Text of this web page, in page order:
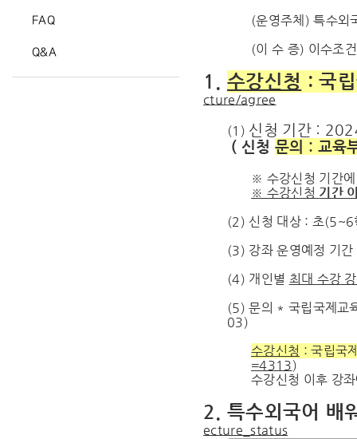
FAQ
Q&A
(운영주체) 특수외
(이 수 증) 이수조
1. 수강신청 : 국
cture/agree
(1) 신청 기간 :
( 신청 문의 : 교육
※ 수강신청 기간
※ 수강신청 기간
(2) 신청 대상 : 초(5~6
(3) 강좌 운영예정 기
(4) 개인별 최대 수강
(5) 문의 * 국립국제교
03)
수강신청 : 국립국
=4313)
수강신청 이후 강
2. 특수외국어 배
ecture_status